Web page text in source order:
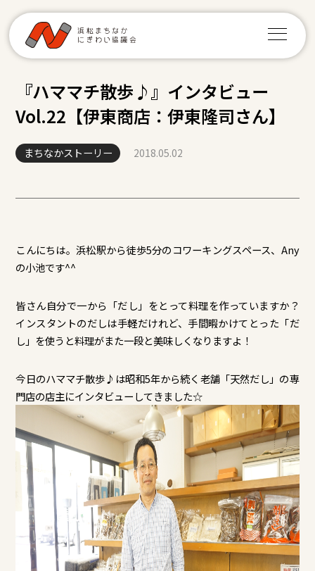
『ハママチ散歩♪』インタビュー
Vol.22【伊東商店：伊東隆司さん】
まちなかストーリー 2018.05.02
こんにちは。浜松駅から徒歩5分のコワーキングスペース、Any
の小池です^^
皆さん自分で一から「だし」をとって料理を作っていますか？
インスタントのだしは手軽だけれど、手間暇かけてとった「だ
し」を使うと料理がまた一段と美味しくなりますよ！
今日のハママチ散歩♪は昭和5年から続く老舗「天然だし」の専
門店の店主にインタビューしてきました☆